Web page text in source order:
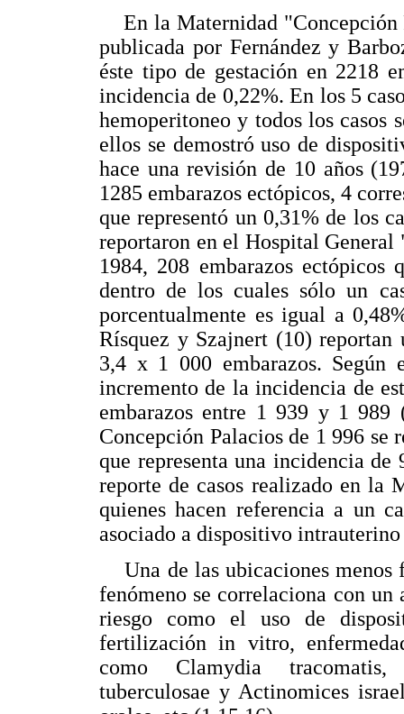
En la Maternidad "Concepción
publicada por Fernández y
éste tipo de gestación en 2218
incidencia de 0,22%. En los 5
hemoperitoneo y todos los casos
ellos se demostró uso de
hace una revisión de 10 años
1285 embarazos ectópicos, 4
que representó un 0,31% de los
reportaron en el Hospital General
1984, 208 embarazos ectópicos
dentro de los cuales sólo un
porcentualmente es igual a
Rísquez y Szajnert (10)
3,4 x 1 000 embarazos. Según
incremento de la incidencia de
embarazos entre 1 939 y 1 989
Concepción Palacios de 1 996 se
que representa una incidencia
reporte de casos realizado en la
quienes hacen referencia a un
asociado a dispositivo
Una de las ubicaciones menos
fenómeno se correlaciona con
riesgo como el uso de
fertilización in vitro,
como Clamydia tracomatis,
tuberculosae y Actinomices